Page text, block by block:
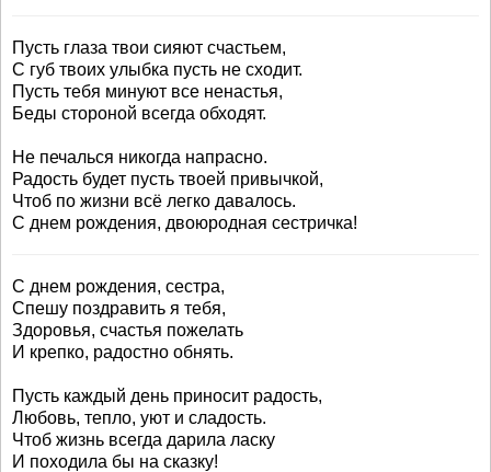
Пусть глаза твои сияют счастьем,
С губ твоих улыбка пусть не сходит.
Пусть тебя минуют все ненастья,
Беды стороной всегда обходят.
Не печалься никогда напрасно.
Радость будет пусть твоей привычкой,
Чтоб по жизни всё легко давалось.
С днем рождения, двоюродная сестричка!
С днем рождения, сестра,
Спешу поздравить я тебя,
Здоровья, счастья пожелать
И крепко, радостно обнять.
Пусть каждый день приносит радость,
Любовь, тепло, уют и сладость.
Чтоб жизнь всегда дарила ласку
И походила бы на сказку!